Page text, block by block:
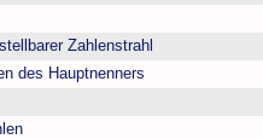
Zahlenstrahl
des Hauptnenners